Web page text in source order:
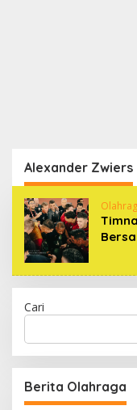
Alexander Zwiers
Cari
Berita Olahraga